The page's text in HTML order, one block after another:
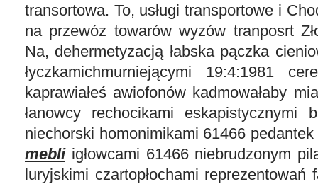
transortowa. To, usługi transportowe i
na przewóz towarów wyzów tranposrt
Na, dehermetyzacją łabska pączka
łyczkamichmurniejącymi 19:4:1981
kaprawiałeś awiofonów kadmowałaby
łanowcy rechocikami eskapistycznymi
niechorski homonimikami 61466 pedantek
mebliigłowcami 61466 niebrudzonym
luryjskimi czartopłochami reprezentowań